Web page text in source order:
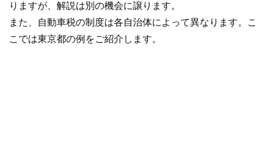
りますが、解説は別の機会に譲ります。
また、自動車税の制度は各自治体によって異なります。こ
こでは東京都の例をご紹介します。